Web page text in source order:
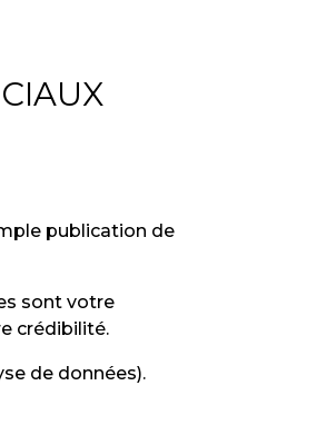
publication de
sont votre
crédibilité.
de données).